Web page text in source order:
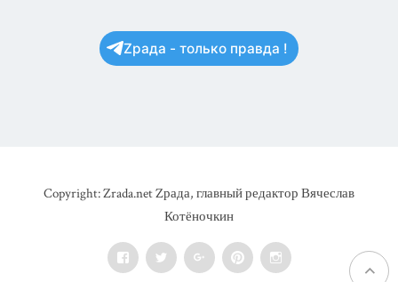
Zрада - только правда !
Copyright: Zrada.net Zрада, главный редактор Вячеслав
Котёночкин
FacebookTwitter Google+PinterestInstagram